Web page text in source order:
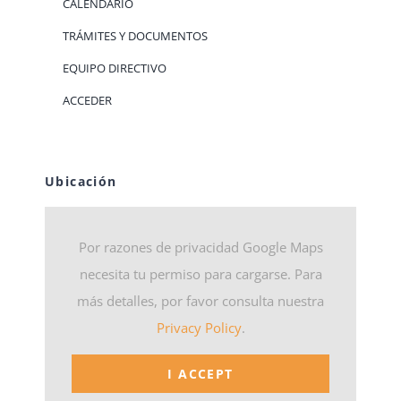
CALENDARIO
TRÁMITES Y DOCUMENTOS
EQUIPO DIRECTIVO
ACCEDER
Ubicación
Por razones de privacidad Google Maps
necesita tu permiso para cargarse. Para
más detalles, por favor consulta nuestra
Privacy Policy.
I ACCEPT